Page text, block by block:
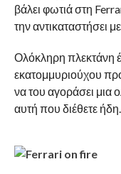
βάλει φωτιά στη
την αντικαταστήσει
Ολόκληρη πλεκτάνη
εκατομμυριούχου
να του αγοράσει μια
αυτή που διέθετε ήδη.